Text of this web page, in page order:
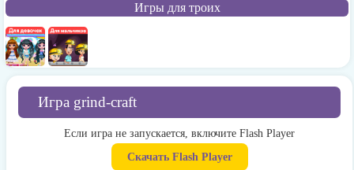
Игры для троих
Игра grind-craft
Если игра не запускается, включите Flash Player
Скачать Flash Player